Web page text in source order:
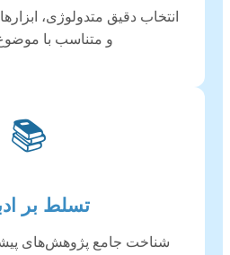
انتخاب دقیق متدولوژی،
و متناسب با
📚
تسلط بر
شناخت جامع پژوهش‌های